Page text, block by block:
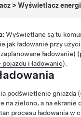
>Wyświetlacz
Wyświetlane są tu
jak ładowanie przy
ładowanie)
i ładowanie).
podświetlenie gniazda
na zielono, a naekranie
procesu ładowania w